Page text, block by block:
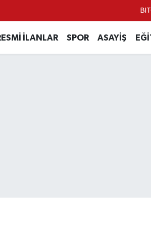
İLANLAR SPOR ASAYİŞ